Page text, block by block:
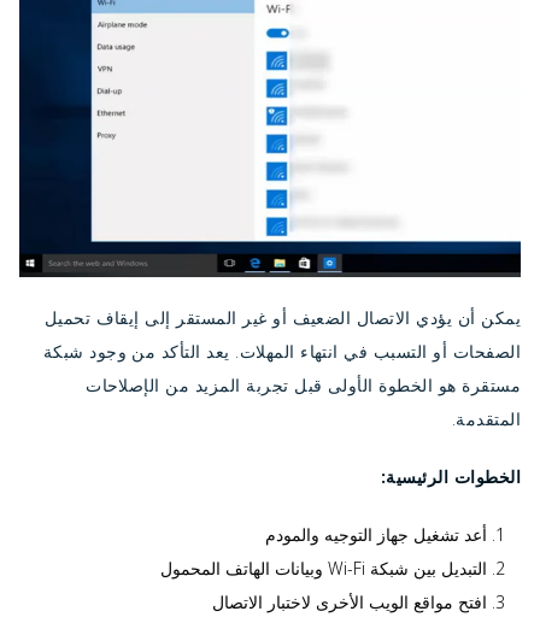
يمكن أن يؤدي الاتصال الضعيف أو غير المستقر إلى إيقاف تحميل
الصفحات أو التسبب في انتهاء المهلات. يعد التأكد من وجود شبكة
مستقرة هو الخطوة الأولى قبل تجربة المزيد من الإصلاحات
المتقدمة.
الخطوات الرئيسية:
أعد تشغيل جهاز التوجيه والمودم
التبديل بين شبكة Wi-Fi وبيانات الهاتف المحمول
افتح مواقع الويب الأخرى لاختبار الاتصال